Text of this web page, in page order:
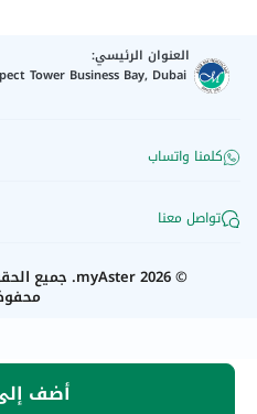
أضف
العنوان الرئيسي:
Tower Business Bay, Dubai
كلمنا واتساب
تواصل معنا
©
2026
myAster. جميع